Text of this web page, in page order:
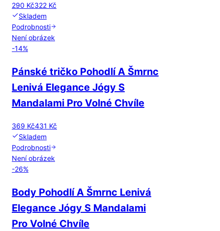
290 Kč322 Kč
Skladem
Podrobnosti
Není obrázek
-14%
Pánské tričko Pohodlí A Šmrnc
Lenivá Elegance Jógy S
Mandalami Pro Volné Chvíle
369 Kč431 Kč
Skladem
Podrobnosti
Není obrázek
-26%
Body Pohodlí A Šmrnc Lenivá
Elegance Jógy S Mandalami
Pro Volné Chvíle